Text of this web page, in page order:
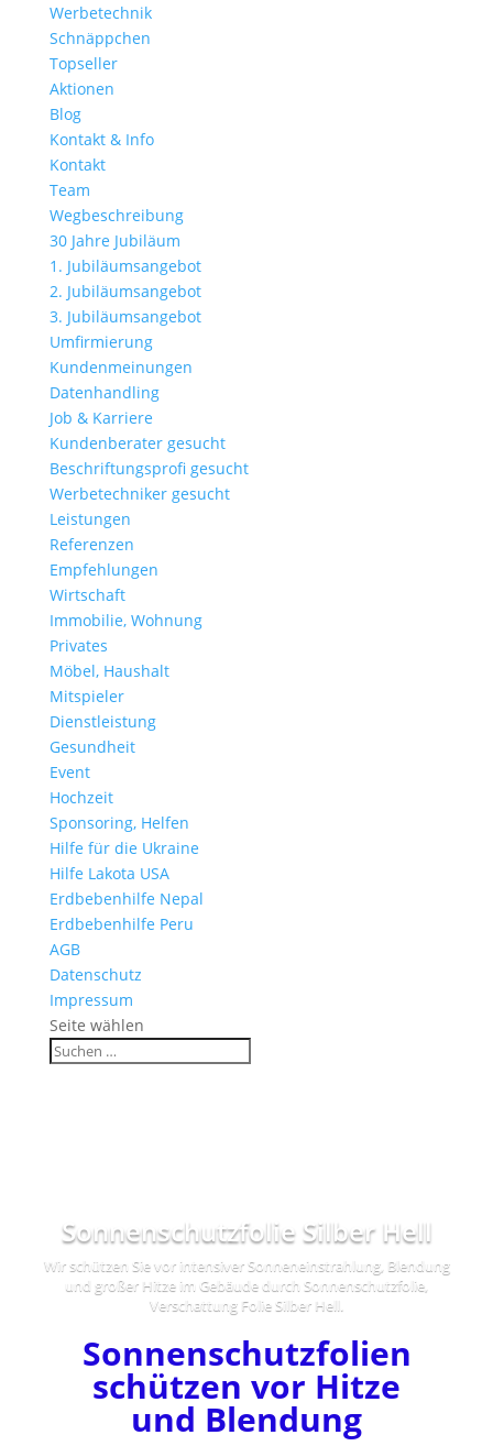
Werbetechnik
Schnäppchen
Topseller
Aktionen
Blog
Kontakt & Info
Kontakt
Team
Wegbeschreibung
30 Jahre Jubiläum
1. Jubiläumsangebot
2. Jubiläumsangebot
3. Jubiläumsangebot
Umfirmierung
Kundenmeinungen
Datenhandling
Job & Karriere
Kundenberater gesucht
Beschriftungsprofi gesucht
Werbetechniker gesucht
Leistungen
Referenzen
Empfehlungen
Wirtschaft
Immobilie, Wohnung
Privates
Möbel, Haushalt
Mitspieler
Dienstleistung
Gesundheit
Event
Hochzeit
Sponsoring, Helfen
Hilfe für die Ukraine
Hilfe Lakota USA
Erdbebenhilfe Nepal
Erdbebenhilfe Peru
AGB
Datenschutz
Impressum
Seite wählen
Sonnenschutzfolie Silber Hell
Wir schützen Sie vor intensiver Sonneneinstrahlung, Blendung
und großer Hitze im Gebäude durch Sonnenschutzfolie,
Verschattung Folie Silber Hell.
Sonnenschutzfolien
schützen vor Hitze
und Blendung